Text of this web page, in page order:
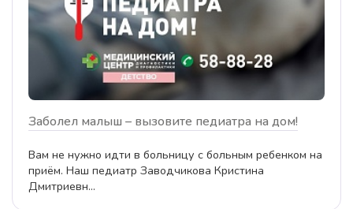
Заболел малыш – вызовите педиатра на дом!
Вам не нужно идти в больницу с больным ребенком на
приём. Наш педиатр Заводчикова Кристина
Дмитриевн...